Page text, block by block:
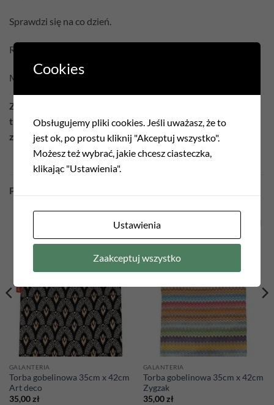
Sprawdzi się na co dzień.
Rozmiar: 35 x 42 cm (+/- 5cm) + uszy (około 13 cm- 25 cm)
Materiał: Gobelin / 100% Poliester
Ze względu na sposób produkcji każda torba będzie miała
trochę inny układ wzoru, nie będzie identyczna jak na
zdjęciach.
PODOBNE PRODUKTY
Add to
GALANTERIA
Torba gobelinowa 35cm x 42cm
Art deco
35,00zł
Add to
GALANTERIA
Torba gobelinowa 35cm x 42cm
Zygzak
35,00zł
Cookies
Obsługujemy pliki cookies. Jeśli uważasz, że to
jest ok, po prostu kliknij "Akceptuj wszystko".
Możesz też wybrać, jakie chcesz ciasteczka,
klikając "Ustawienia".
Ustawienia
Zaakceptuj wszystko